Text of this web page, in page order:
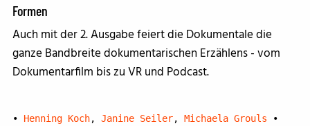
Formen
Auch mit der 2. Ausgabe feiert die Dokumentale die
ganze Bandbreite dokumentarischen Erzählens - vom
Dokumentarfilm bis zu VR und Podcast.
• Henning Koch,Janine Seiler,Michaela Grouls
•